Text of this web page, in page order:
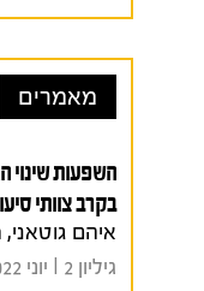
מאמרים
השפעות שינוי
בקרב צוותי
איהם
גיליון 2 I יוני 2022 I משבר האקלים בישראל